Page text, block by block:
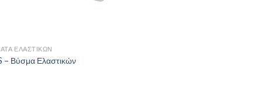
ΕΛΑΣΤΙΚΏΝ
– Βύσμα Ελαστικών